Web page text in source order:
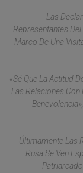
Las
Representantes
Marco De Una
«Sé Que La Actitud
Las Relaciones Con
Últimamente Las
Rusa Se Ven